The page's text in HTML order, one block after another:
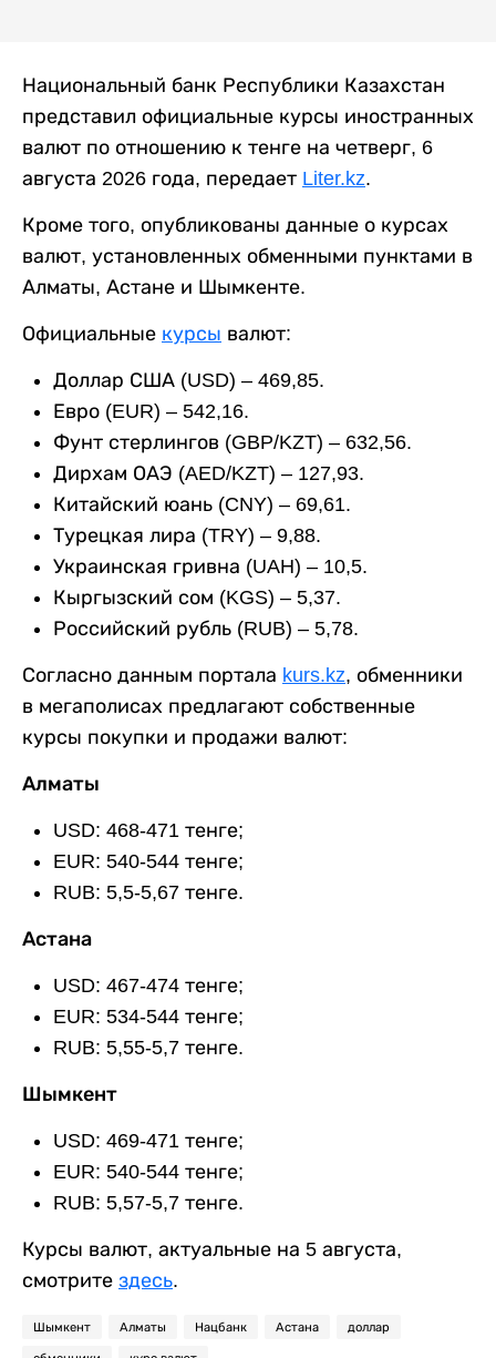
Национальный банк Республики Казахстан
представил официальные курсы иностранных
валют по отношению к тенге на четверг, 6
августа 2026 года, передает Liter.kz.
Кроме того, опубликованы данные о курсах
валют, установленных обменными пунктами в
Алматы, Астане и Шымкенте.
Официальные курсы валют:
Доллар США (USD) – 469,85.
Евро (EUR) – 542,16.
Фунт стерлингов (GBP/KZT) – 632,56.
Дирхам ОАЭ (AED/KZT) – 127,93.
Китайский юань (CNY) – 69,61.
Турецкая лира (TRY) – 9,88.
Украинская гривна (UAH) – 10,5.
Кыргызский сом (KGS) – 5,37.
Российский рубль (RUB) – 5,78.
Согласно данным портала kurs.kz, обменники
в мегаполисах предлагают собственные
курсы покупки и продажи валют:
Алматы
USD: 468-471 тенге;
EUR: 540-544 тенге;
RUB: 5,5-5,67 тенге.
Астана
USD: 467-474 тенге;
EUR: 534-544 тенге;
RUB: 5,55-5,7 тенге.
Шымкент
USD: 469-471 тенге;
EUR: 540-544 тенге;
RUB: 5,57-5,7 тенге.
Курсы валют, актуальные на 5 августа,
смотрите здесь.
Шымкент Алматы Нацбанк Астана доллар